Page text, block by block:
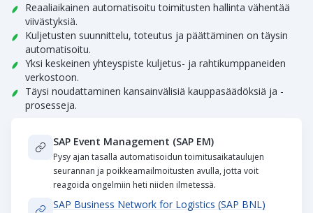
Reaaliaikainen automatisoitu toimitusten hallinta vähentää
viivästyksiä.
Kuljetusten suunnittelu, toteutus ja päättäminen on täysin
automatisoitu.
Yksi keskeinen yhteyspiste kuljetus- ja rahtikumppaneiden
verkostoon.
Täysi noudattaminen kansainvälisiä kauppasäädöksiä ja -
prosesseja.
SAP Event Management (SAP EM)
Pysy ajan tasalla automatisoidun toimitusaikataulujen
seurannan ja poikkeamailmoitusten avulla, jotta voit
reagoida ongelmiin heti niiden ilmetessä.
SAP Business Network for Logistics (SAP BNL)